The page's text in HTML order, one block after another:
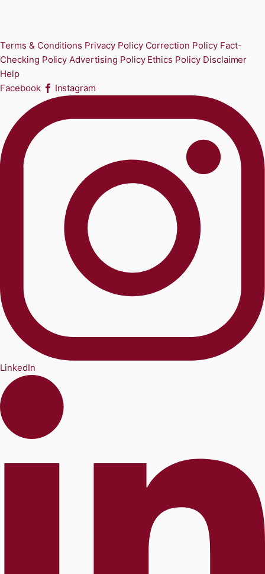
Terms & Conditions Privacy Policy Correction Policy Fact-
Checking Policy Advertising Policy Ethics Policy Disclaimer
Help
Facebook
Instagram
LinkedIn